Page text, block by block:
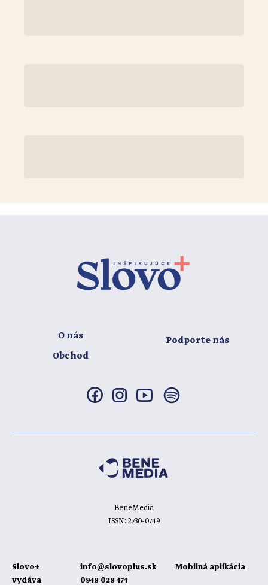
O nás
Obchod
Podporte nás
BeneMedia
ISSN: 2730-0749
Slovo+
vydáva
info@slovoplus.sk
0948 028 474
Mobilná aplikácia